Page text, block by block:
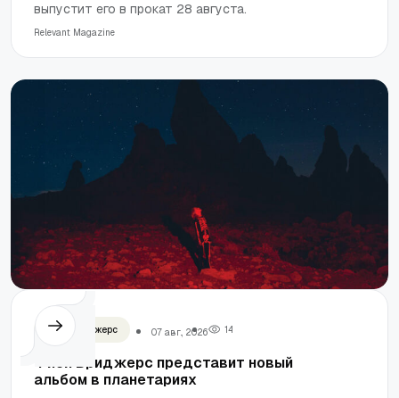
выпустит его в прокат 28 августа.
Relevant Magazine
Фиби Бриджерс 07 авг., 2026 14
Фиби Бриджерс представит новый
альбом в планетариях